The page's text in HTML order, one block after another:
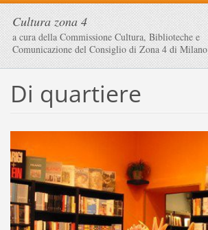
Cultura zona 4
a cura della Commissione Cultura, Biblioteche e
Comunicazione del Consiglio di Zona 4 di Milano
Di quartiere